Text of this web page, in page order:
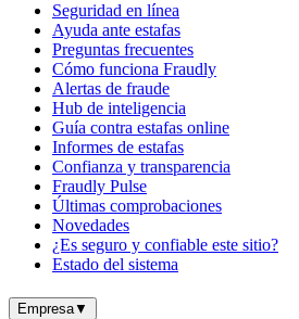
Seguridad en línea
Ayuda ante estafas
Preguntas frecuentes
Cómo funciona Fraudly
Alertas de fraude
Hub de inteligencia
Guía contra estafas online
Informes de estafas
Confianza y transparencia
Fraudly Pulse
Últimas comprobaciones
Novedades
¿Es seguro y confiable este sitio?
Estado del sistema
Empresa▼